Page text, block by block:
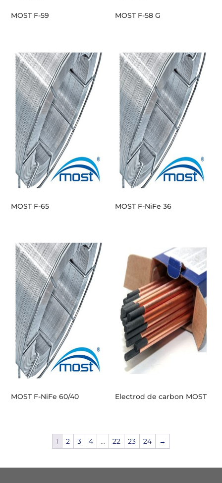
MOST F-59 MOST F-58 G
MOST F-65 MOST F-NiFe 36
MOST F-NiFe 60/40 Electrod de carbon MOST
1 2 3 4 … 22 23 24 →